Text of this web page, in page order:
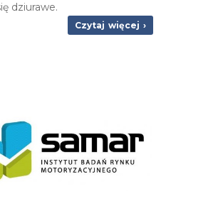
dziurawe.
Czytaj więcej ›